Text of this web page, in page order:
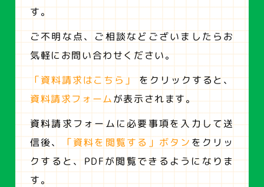
す。
ご不明な点、ご相談などございましたらお
気軽にお問い合わせください。
「資料請求はこちら」
をクリックすると、
資料請求フォームが表示されます。
資料請求フォームに必要事項を入力して送
信後、
「資料を閲覧する」ボタン をクリッ
クすると、 PDFが閲覧できるようになりま
す。